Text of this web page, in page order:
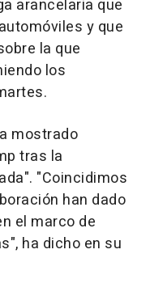
arancelaria que
y que
la que
los
mostrado
tras la
"Coincidimos
han dado
el marco de
ha dicho en su